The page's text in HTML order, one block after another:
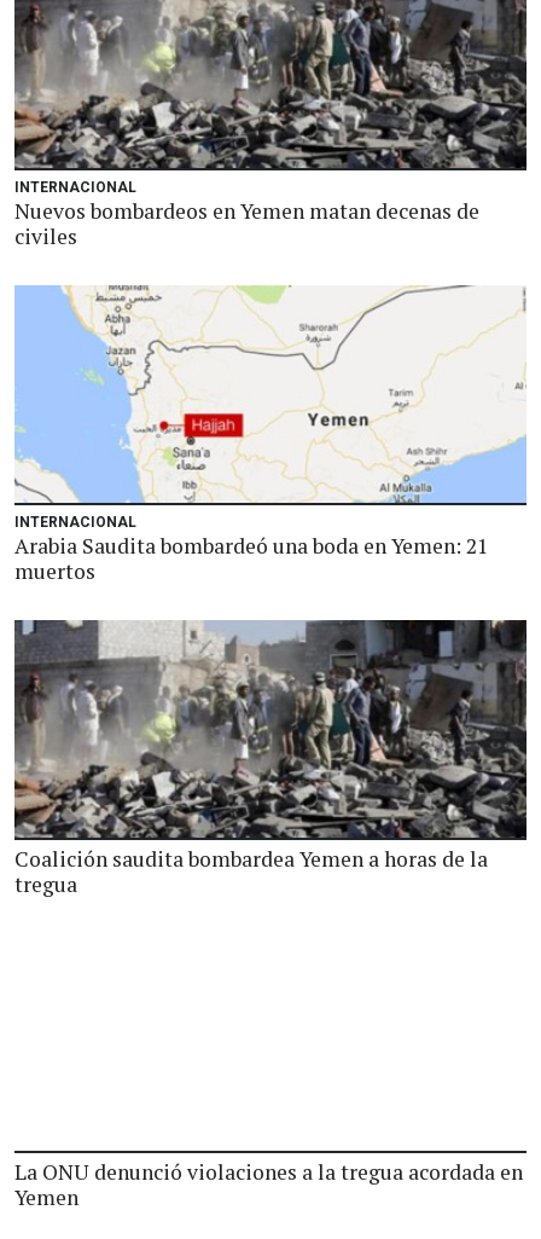
INTERNACIONAL
Nuevos bombardeos en Yemen matan decenas de
civiles
INTERNACIONAL
Arabia Saudita bombardeó una boda en Yemen: 21
muertos
Coalición saudita bombardea Yemen a horas de la
tregua
La ONU denunció violaciones a la tregua acordada en
Yemen